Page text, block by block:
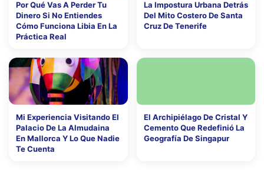
Por Qué Vas A Perder Tu
Dinero Si No Entiendes
Cómo Funciona Libia En La
Práctica Real
La Impostura Urbana Detrás
Del Mito Costero De Santa
Cruz De Tenerife
Mi Experiencia Visitando El
Palacio De La Almudaina
En Mallorca Y Lo Que Nadie
Te Cuenta
El Archipiélago De Cristal Y
Cemento Que Redefinió La
Geografía De Singapur